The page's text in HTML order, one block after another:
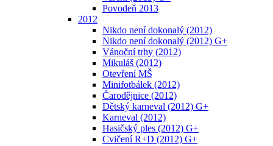
Povodeň 2013
2012
Nikdo není dokonalý (2012)
Nikdo není dokonalý (2012) G+
Vánoční trhy (2012)
Mikuláš (2012)
Otevření MŠ
Minifotbálek (2012)
Čarodějnice (2012)
Dětský karneval (2012) G+
Karneval (2012)
Hasičský ples (2012) G+
Cvičení R+D (2012) G+